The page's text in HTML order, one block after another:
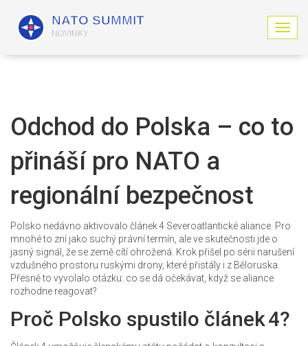
Z
o
t
n
Odchod do Polska – co to
přináší pro NATO a
regionální bezpečnost
Polsko nedávno aktivovalo článek 4 Severoatlantické aliance. Pro
mnohé to zní jako suchý právní termín, ale ve skutečnosti jde o
jasný signál, že se země cítí ohrožená. Krok přišel po sérii narušení
vzdušného prostoru ruskými drony, které přistály i z Běloruska.
Přesně to vyvolalo otázku: co se dá očekávat, když se aliance
rozhodne reagovat?
Proč Polsko spustilo článek 4?